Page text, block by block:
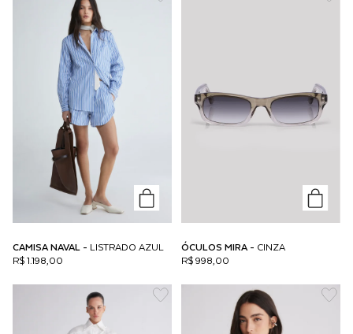
CAMISA NAVAL - LISTRADO AZUL
R$ 1.198,00
ÓCULOS MIRA - CINZA
R$ 998,00